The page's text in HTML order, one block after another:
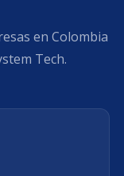
en Colombia
Tech.